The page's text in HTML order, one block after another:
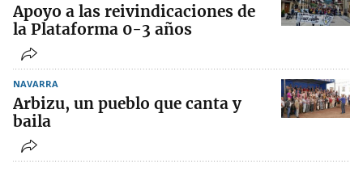
Apoyo a las reivindicaciones de
la Plataforma 0-3 años
NAVARRA
Arbizu, un pueblo que canta y
baila